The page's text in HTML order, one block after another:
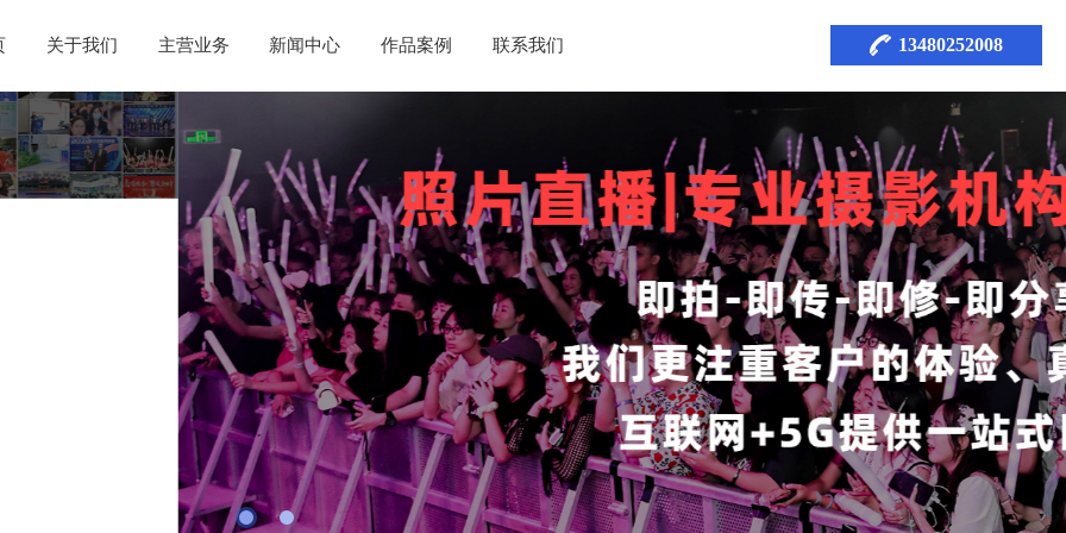
13480252008
关于我们 主营业务 新闻中心 作品案例 联系我们